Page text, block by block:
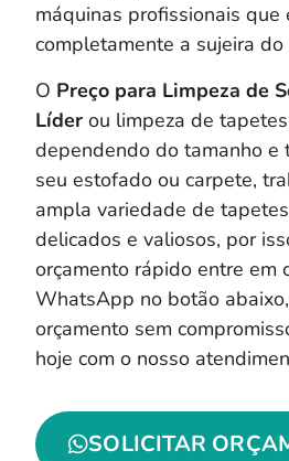
máquinas profissionais que
completamente a sujeira
O Preço para Limpeza de
Líder ou limpeza de
dependendo do tamanho e
seu estofado ou carpete,
ampla variedade de
delicados e valiosos, por
orçamento rápido entre em
WhatsApp no botão
orçamento sem
hoje com o nosso
SOLICITAR